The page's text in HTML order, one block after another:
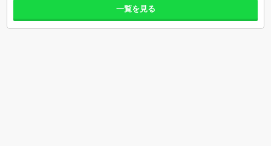
一覧を見る